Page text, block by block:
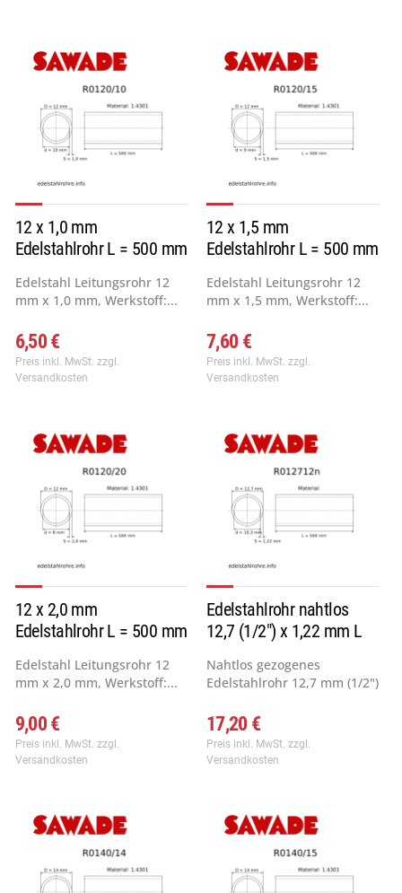
12 x 1,0 mm
Edelstahlrohr L = 500 mm
Edelstahl Leitungsrohr 12
mm x 1,0 mm, Werkstoff:...
6,50 €
Preis inkl. MwSt. zzgl.
Versandkosten
12 x 1,5 mm
Edelstahlrohr L = 500 mm
Edelstahl Leitungsrohr 12
mm x 1,5 mm, Werkstoff:...
7,60 €
Preis inkl. MwSt. zzgl.
Versandkosten
12 x 2,0 mm
Edelstahlrohr L = 500 mm
Edelstahl Leitungsrohr 12
mm x 2,0 mm, Werkstoff:...
9,00 €
Preis inkl. MwSt. zzgl.
Versandkosten
Edelstahlrohr nahtlos
12,7 (1/2") x 1,22 mm L
Nahtlos gezogenes
Edelstahlrohr 12,7 mm (1/2")
17,20 €
Preis inkl. MwSt. zzgl.
Versandkosten